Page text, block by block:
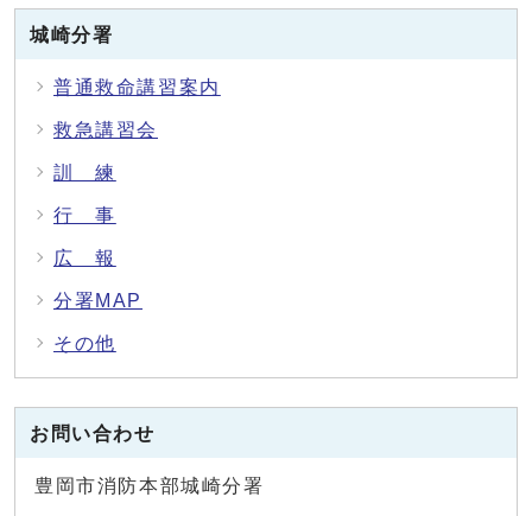
城崎分署
普通救命講習案内
救急講習会
訓 練
行 事
広 報
分署MAP
その他
お問い合わせ
豊岡市消防本部城崎分署